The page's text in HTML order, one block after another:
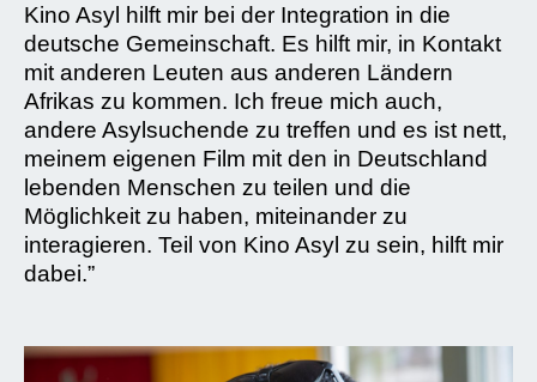
Kino Asyl hilft mir bei der Integration in die
deutsche Gemeinschaft. Es hilft mir, in Kontakt
mit anderen Leuten aus anderen Ländern
Afrikas zu kommen. Ich freue mich auch,
andere Asylsuchende zu treffen und es ist nett,
meinem eigenen Film mit den in Deutschland
lebenden Menschen zu teilen und die
Möglichkeit zu haben, miteinander zu
interagieren. Teil von Kino Asyl zu sein, hilft mir
dabei.”